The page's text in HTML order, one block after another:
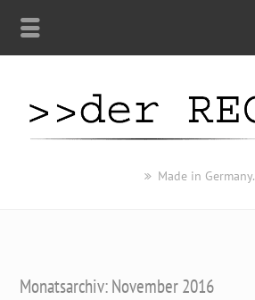
Made in Germany.
Monatsarchiv: November 2016